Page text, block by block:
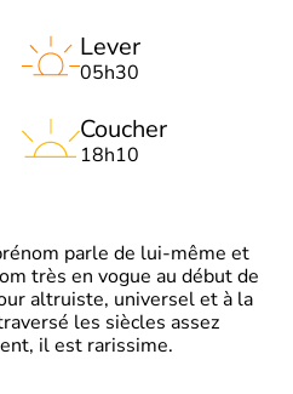
Lever
05h30
Coucher
18h10
parle de lui-même et
très en vogue au début de
altruiste, universel et à la
les siècles assez
il est rarissime.